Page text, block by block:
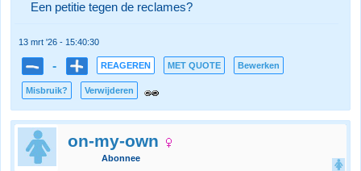
Een petitie tegen de reclames?
13 mrt '26 - 15:40:30
- REAGEREN MET QUOTE Bewerken
Misbruik? Verwijderen
on-my-own
Abonnee